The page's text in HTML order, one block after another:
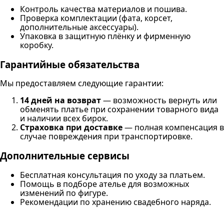
Контроль качества материалов и пошива.
Проверка комплектации (фата, корсет,
дополнительные аксессуары).
Упаковка в защитную плёнку и фирменную
коробку.
Гарантийные обязательства
Мы предоставляем следующие гарантии:
14 дней на возврат— возможность вернуть или
обменять платье при сохранении товарного вида
и наличии всех бирок.
Страховка при доставке— полная компенсация в
случае повреждения при транспортировке.
Дополнительные сервисы
Бесплатная консультация по уходу за платьем.
Помощь в подборе ателье для возможных
изменений по фигуре.
Рекомендации по хранению свадебного наряда.